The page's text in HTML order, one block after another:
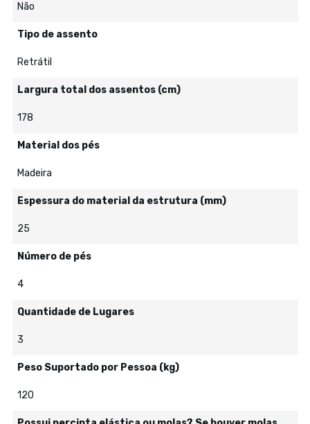
Não
Tipo de assento
Retrátil
Largura total dos assentos (cm)
178
Material dos pés
Madeira
Espessura do material da estrutura (mm)
25
Número de pés
4
Quantidade de Lugares
3
Peso Suportado por Pessoa (kg)
120